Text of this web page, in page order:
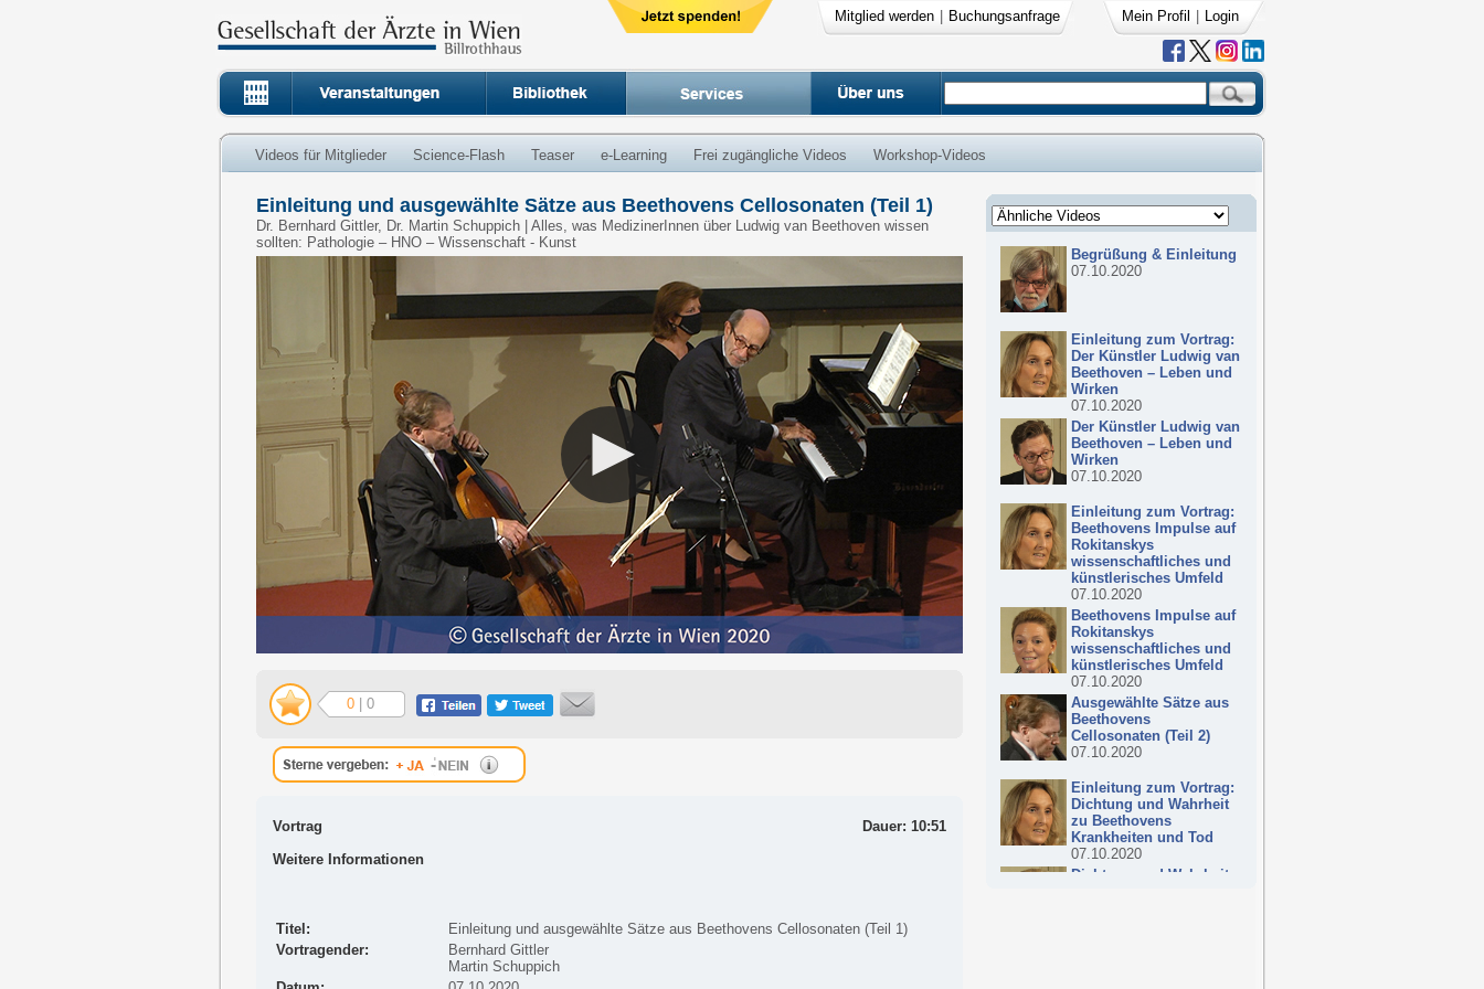
Mitglied werden Buchungsanfrage Mein Profil Login
Videos für Mitglieder Science-Flash Teaser e-Learning Frei zugängliche Videos Workshop-Videos
Begrüßung & Einleitung
07.10.2020
Einleitung zum Vortrag:
Der Künstler Ludwig van
Beethoven – Leben und
Wirken
07.10.2020
Der Künstler Ludwig van
Beethoven – Leben und
Wirken
07.10.2020
Einleitung zum Vortrag:
Beethovens Impulse auf
Rokitanskys
wissenschaftliches und
künstlerisches Umfeld
07.10.2020
Beethovens Impulse auf
Rokitanskys
wissenschaftliches und
künstlerisches Umfeld
07.10.2020
Ausgewählte Sätze aus
Beethovens
Cellosonaten (Teil 2)
07.10.2020
Einleitung zum Vortrag:
Dichtung und Wahrheit
zu Beethovens
Krankheiten und Tod
07.10.2020
Dichtung und Wahrheit
Einleitung und ausgewählte Sätze aus Beethovens Cellosonaten (Teil 1)
Dr. Bernhard Gittler, Dr. Martin Schuppich | Alles, was MedizinerInnen über Ludwig van Beethoven wissen
sollten: Pathologie – HNO – Wissenschaft - Kunst
0 | 0
Dauer: 10:51
Vortrag
Weitere Informationen
Titel:
Einleitung und ausgewählte Sätze aus Beethovens Cellosonaten (Teil 1)
Vortragender:
Bernhard Gittler
Martin Schuppich